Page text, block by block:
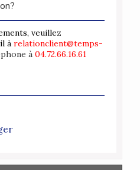
veuillez
à relationclient@temps-
à 04.72.66.16.61